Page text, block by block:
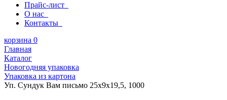
Прайс-лист
О нас
Контакты
корзина 0
Главная
Каталог
Новогодняя упаковка
Упаковка из картона
Уп. Сундук Вам письмо 25х9х19,5, 1000